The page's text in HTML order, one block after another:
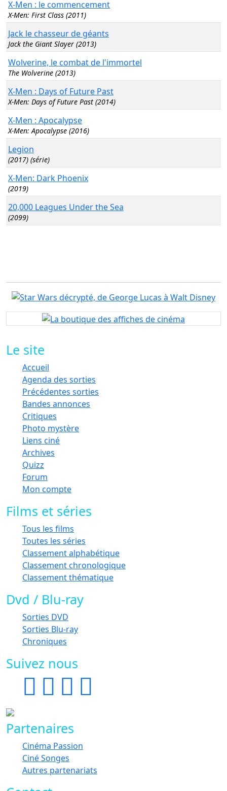
X-Men : le commencement
X-Men: First Class (2011)
Jack le chasseur de géants
Jack the Giant Slayer (2013)
Wolverine, le combat de l'immortel
The Wolverine (2013)
X-Men : Days of Future Past
X-Men: Days of Future Past (2014)
X-Men : Apocalypse
X-Men: Apocalypse (2016)
Legion
(2017) (série)
X-Men: Dark Phoenix
(2019)
20,000 Leagues Under the Sea
(2099)
Le site
Accueil
Agenda des sorties
Précédentes sorties
Bandes annonces
Critiques
Photo mystère
Liens ciné
Archives
Quizz
Forum
Mon compte
Films et séries
Tous les films
Toutes les séries
Classement alphabétique
Classement chronologique
Classement thématique
Dvd / Blu-ray
Sorties DVD
Sorties Blu-ray
Chroniques
Suivez nous
Partenaires
Cinéma Passion
Ciné Songes
Autres partenariats